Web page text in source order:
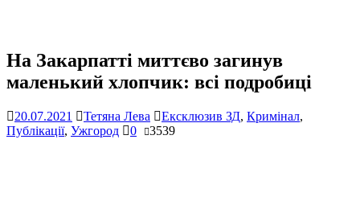
На Закарпатті миттєво загинув
маленький хлопчик: всі подробиці
20.07.2021 Тетяна Лева Ексклюзив ЗД, Кримінал,
Публікації, Ужгород 0 3539